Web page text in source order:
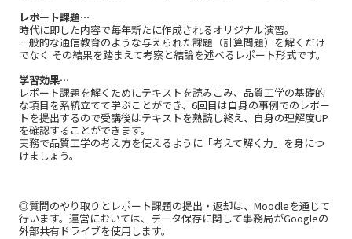
レポート課題…
時代に即した内容で毎年新たに作成されるオリジナル演習。
一般的な通信教育のような与えられた課題（計算問題）を解くだけ
でなく その結果を踏まえて考察と結論を述べるレポート形式です。
学習効果…
レポート課題を解くためにテキストを読みこみ、品質工学の基礎的
な項目を系統立てて学ぶことができ、6回目は自身の事例でのレポー
トを提出するので受講後はテキストを熟読し終え、自身の理解度UP
を確認することができます。
実務で品質工学の考え方を使えるように「考えて解く力」を身につ
けましょう。
◎質問のやり取りとレポート課題の提出・返却は、Moodleを通じて
行います。運営においては、データ保存に関して事務局がGoogleの
外部共有ドライブを使用します。